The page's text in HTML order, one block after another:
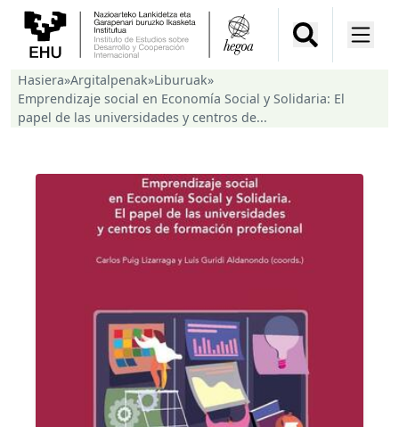
Hasiera»Argitalpenak»Liburuak»
Emprendizaje social en Economía Social y Solidaria: El
papel de las universidades y centros de...